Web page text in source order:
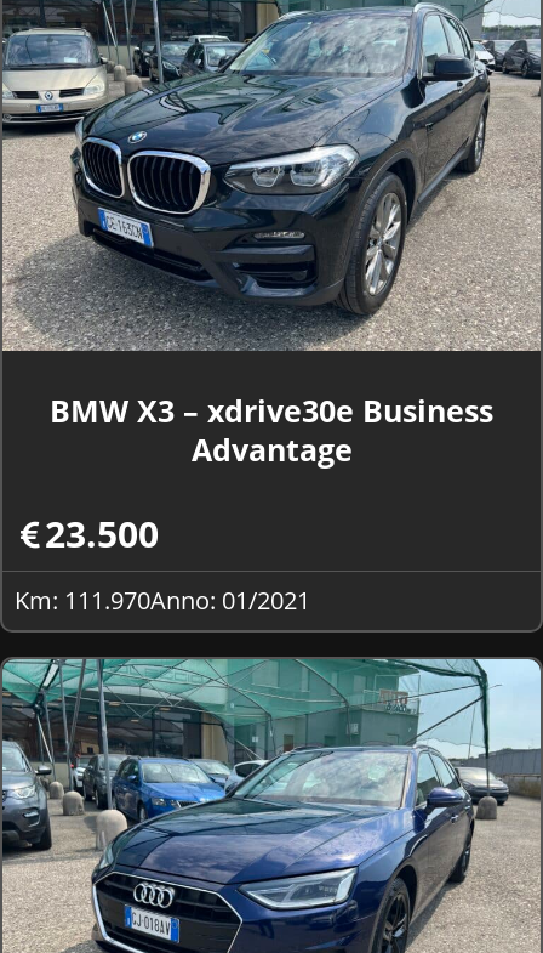
BMW X3 – xdrive30e Business
Advantage
23.500
Km: 111.970Anno: 01/2021